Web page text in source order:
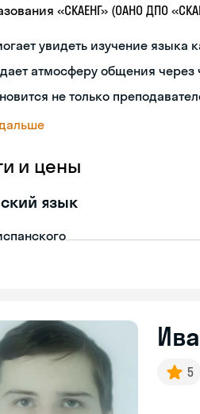
«СКАЕНГ» (ОАНО ДПО
увидеть изучение языка
атмосферу общения
не только
и цены
язык
5